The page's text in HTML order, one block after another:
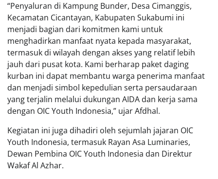
“Penyaluran di Kampung Bunder, Desa Cimanggis,
Kecamatan Cicantayan, Kabupaten Sukabumi ini
menjadi bagian dari komitmen kami untuk
menghadirkan manfaat nyata kepada masyarakat,
termasuk di wilayah dengan akses yang relatif lebih
jauh dari pusat kota. Kami berharap paket daging
kurban ini dapat membantu warga penerima manfaat
dan menjadi simbol kepedulian serta persaudaraan
yang terjalin melalui dukungan AIDA dan kerja sama
dengan OIC Youth Indonesia,” ujar Afdhal.
Kegiatan ini juga dihadiri oleh sejumlah jajaran OIC
Youth Indonesia, termasuk Rayan Asa Luminaries,
Dewan Pembina OIC Youth Indonesia dan Direktur
Wakaf Al Azhar.